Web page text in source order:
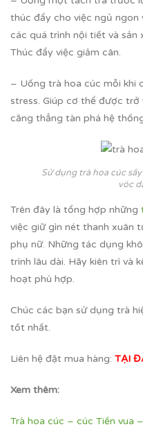
thúc đẩy cho việc ngủ ngon
các quá trình nội tiết và sản
Thúc đẩy việc giảm cân.
– Uống trà hoa cúc mỗi khi
stress. Giúp cơ thể được
căng thẳng tàn phá hệ
Sử dụng trà hoa cúc
vóc
Trên đây là tổng hợp những
việc giữ gìn nét thanh xuân
phụ nữ. Những tác dụng
trình lâu dài. Hãy kiên trì và
hoạt phù hợp.
Chúc các bạn sử dụng trà
tốt nhất.
Liên hệ đặt mua hàng: TẠI
Xem thêm:
Trà hoa cúc – cúc Tiến vua